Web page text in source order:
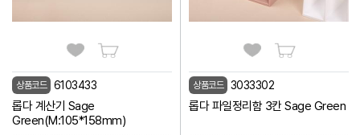
상품코드 6103433
롭다 계산기 Sage
Green(M:105*158mm)
상품코드 3033302
롭다 파일정리함 3칸 Sage Green